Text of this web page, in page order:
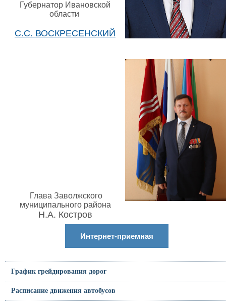
Губернатор Ивановской
области
С.С. ВОСКРЕСЕНСКИЙ
Глава Заволжского
муниципального района
Н.А. Костров
Интернет-приемная
График грейдирования дорог
Расписание движения автобусов